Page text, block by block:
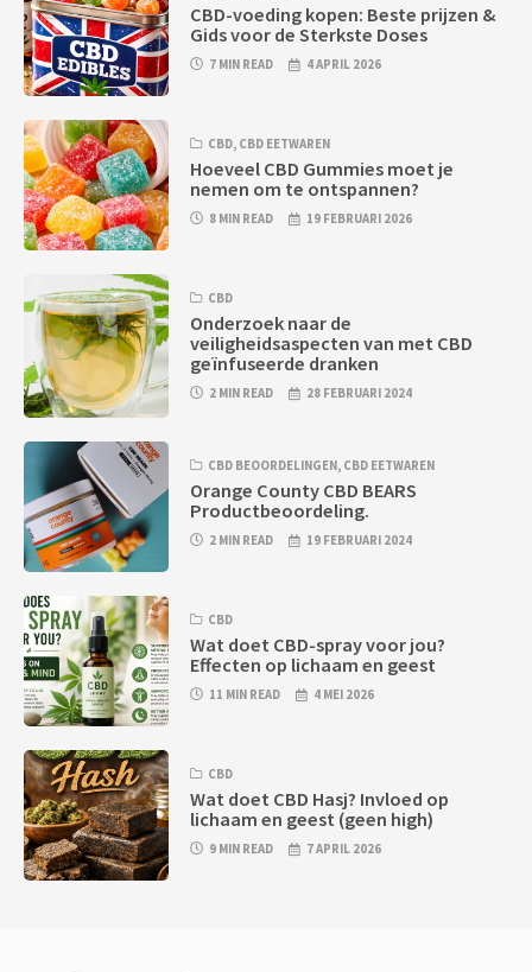
CBD-voeding kopen: Beste prijzen &
Gids voor de Sterkste Doses
7 MIN READ 4 APRIL 2026
CBD, CBD EETWAREN
Hoeveel CBD Gummies moet je
nemen om te ontspannen?
8 MIN READ 19 FEBRUARI 2026
CBD
Onderzoek naar de
veiligheidsaspecten van met CBD
geïnfuseerde dranken
2 MIN READ 28 FEBRUARI 2024
CBD BEOORDELINGEN, CBD EETWAREN
Orange County CBD BEARS
Productbeoordeling.
2 MIN READ 19 FEBRUARI 2024
CBD
Wat doet CBD-spray voor jou?
Effecten op lichaam en geest
11 MIN READ 4 MEI 2026
CBD
Wat doet CBD Hasj? Invloed op
lichaam en geest (geen high)
9 MIN READ 7 APRIL 2026